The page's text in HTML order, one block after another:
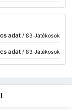
adat/ 83 Játékosok
adat/ 83 Játékosok